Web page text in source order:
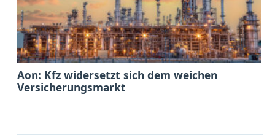
Aon: Kfz widersetzt sich dem weichen
Versicherungsmarkt